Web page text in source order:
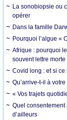
La sonobiopsie ou
opérer
Dans la famille
Pourquoi l’algue «
Afrique : pourquoi
souvent lettre morte
Covid long : et si
Qu’arrive-t-il à
« Vos trajets
Quel
d’ailleurs